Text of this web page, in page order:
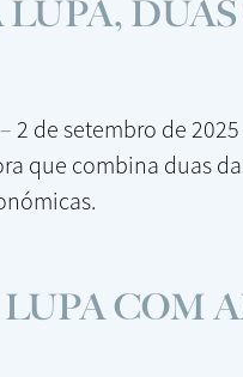
2 de setembro de
que combina duas
COM